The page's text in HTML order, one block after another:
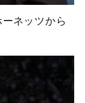
ネッツから